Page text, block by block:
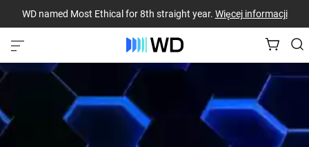
WD named Most Ethical for 8th straight year. Więcej informacji